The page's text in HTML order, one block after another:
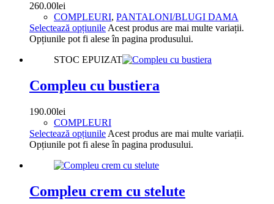
260.00lei
COMPLEURI, PANTALONI/BLUGI DAMA
Selectează opțiunile Acest produs are mai multe variații.
Opțiunile pot fi alese în pagina produsului.
STOC EPUIZAT
Compleu cu bustiera
190.00lei
COMPLEURI
Selectează opțiunile Acest produs are mai multe variații.
Opțiunile pot fi alese în pagina produsului.
Compleu crem cu stelute